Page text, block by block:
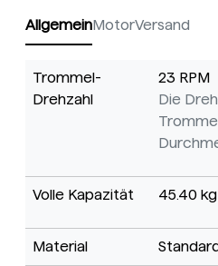
AllgemeinMotorVersand
Trommel-
Drehzahl
23 RPM
Die
Volle Kapazität 45.40 kg
Material